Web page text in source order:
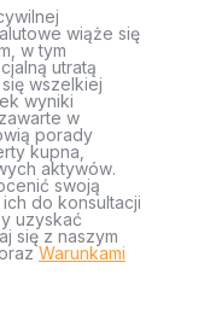
wiąże się
w tym
utratą
się wszelkiej
wyniki
w
porady
kupna,
aktywów.
swoją
do konsultacji
uzyskać
się z naszym
orazWarunkami